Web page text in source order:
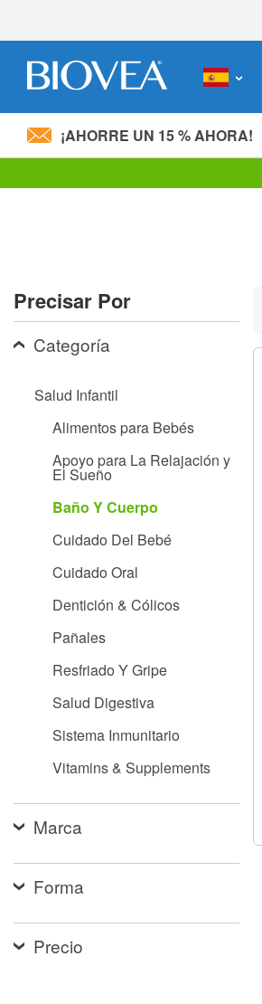
Nota:
accesibilidad.
Presione
Control-
ajustar
personas
discapacidad
pantalla;
Presione
accesibilidad.
¡AHORRE UN 15 % AHORA!
Precisar Por
Categoría
Salud Infantil
Alimentos para Bebés
Apoyo para La Relajación y
El Sueño
Baño Y Cuerpo
Cuidado Del Bebé
Cuidado Oral
Dentición & Cólicos
Pañales
Resfriado Y Gripe
Salud Digestiva
Sistema Inmunitario
Vitamins & Supplements
Marca
Forma
Precio